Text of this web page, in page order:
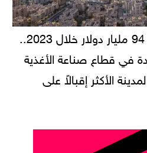
في قطاع صناعة الأغذية
الأكثر إقبالاً على